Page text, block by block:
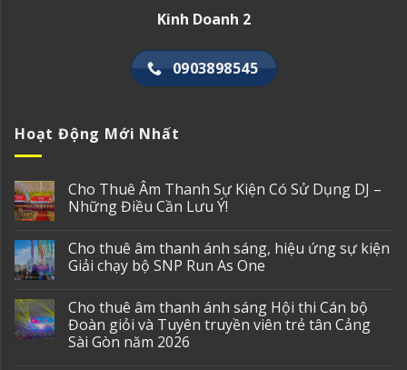
Kinh Doanh 2
0903898545
Hoạt Động Mới Nhất
Cho Thuê Âm Thanh Sự Kiện Có Sử Dụng DJ –
Những Điều Cần Lưu Ý!
Cho thuê âm thanh ánh sáng, hiệu ứng sự kiện
Giải chạy bộ SNP Run As One
Cho thuê âm thanh ánh sáng Hội thi Cán bộ
Đoàn giỏi và Tuyên truyền viên trẻ tân Cảng
Sài Gòn năm 2026